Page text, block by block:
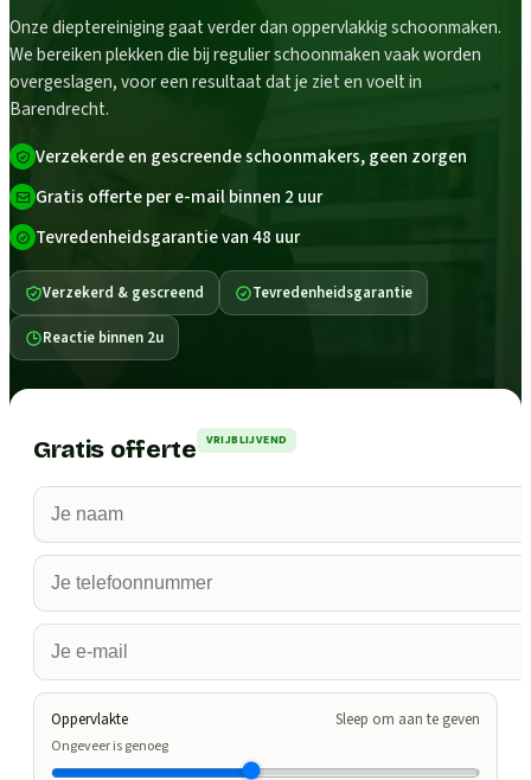
Onze dieptereiniging gaat verder dan oppervlakkig schoonmaken.
We bereiken plekken die bij regulier schoonmaken vaak worden
overgeslagen, voor een resultaat dat je ziet en voelt in
Barendrecht.
Verzekerde en gescreende schoonmakers, geen zorgen
Gratis offerte per e-mail binnen 2 uur
Tevredenheidsgarantie van 48 uur
Verzekerd & gescreend Tevredenheidsgarantie
Reactie binnen 2u
Gratis offerte VRIJBLIJVEND
Oppervlakte Sleep om aan te geven
Ongeveer is genoeg